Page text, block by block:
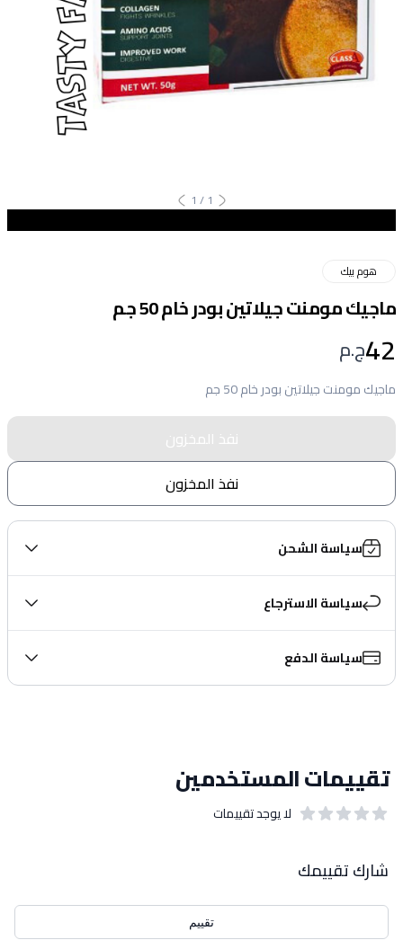
1
/
1
هوم بيك
ماجيك مومنت جيلاتين بودر خام 50 جم
42ج.م
ماجيك مومنت جيلاتين بودر خام 50 جم
نفذ المخزون
نفذ المخزون
سياسة الشحن
سياسة الاسترجاع
سياسة الدفع
تقييمات المستخدمين
لا يوجد تقييمات
شارك تقييمك
تقييم